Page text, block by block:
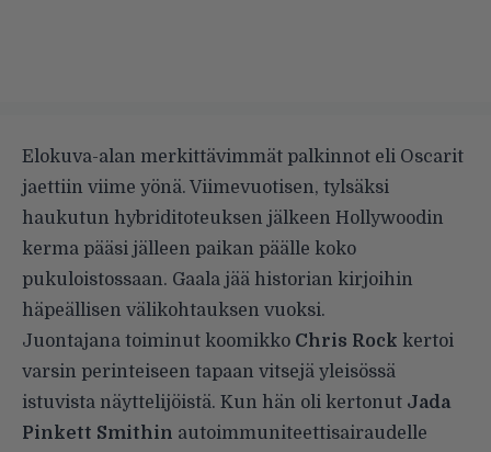
Elokuva-alan merkittävimmät palkinnot eli Oscarit
jaettiin viime yönä. Viimevuotisen, tylsäksi
haukutun hybriditoteuksen jälkeen Hollywoodin
kerma pääsi jälleen paikan päälle koko
pukuloistossaan. Gaala jää historian kirjoihin
häpeällisen välikohtauksen vuoksi.
Juontajana toiminut koomikko Chris Rock kertoi
varsin perinteiseen tapaan vitsejä yleisössä
istuvista näyttelijöistä. Kun hän oli kertonut Jada
Pinkett Smithin autoimmuniteettisairaudelle